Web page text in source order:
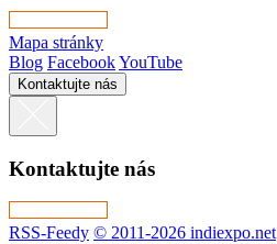
Mapa stránky
Blog FacebookYouTube
Kontaktujte nás
Kontaktujte nás
RSS-Feedy © 2011-2026 indiexpo.net